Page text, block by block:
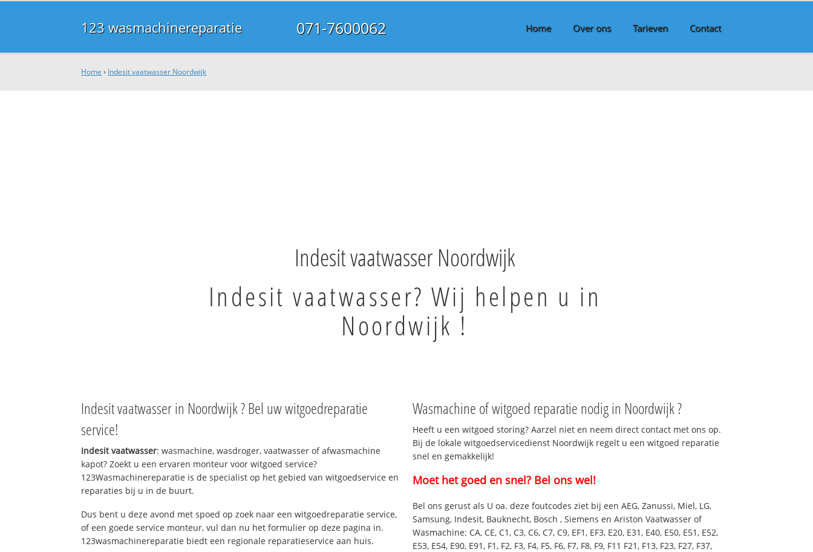
123 wasmachinereparatie 071-7600062 Home Over ons Tarieven Contact
Home › Indesit vaatwasser Noordwijk
Indesit vaatwasser Noordwijk
Indesit vaatwasser? Wij helpen u in
Noordwijk !
Indesit vaatwasser in Noordwijk ? Bel uw witgoedreparatie
service!
Indesit vaatwasser: wasmachine, wasdroger, vaatwasser of afwasmachine
kapot? Zoekt u een ervaren monteur voor witgoed service?
123Wasmachinereparatie is de specialist op het gebied van witgoedservice en
reparaties bij u in de buurt.
Dus bent u deze avond met spoed op zoek naar een witgoedreparatie service,
of een goede service monteur, vul dan nu het formulier op deze pagina in.
123wasmachinereparatie biedt een regionale reparatieservice aan huis.
Wasmachine of witgoed reparatie nodig in Noordwijk ?
Heeft u een witgoed storing? Aarzel niet en neem direct contact met ons op.
Bij de lokale witgoedservicedienst Noordwijk regelt u een witgoed reparatie
snel en gemakkelijk!
Moet het goed en snel? Bel ons wel!
Bel ons gerust als U oa. deze foutcodes ziet bij een AEG, Zanussi, Miel, LG,
Samsung, Indesit, Bauknecht, Bosch , Siemens en Ariston Vaatwasser of
Wasmachine: CA, CE, C1, C3, C6, C7, C9, EF1, EF3, E20, E31, E40, E50, E51, E52,
E53, E54, E90, E91, F1, F2, F3, F4, F5, F6, F7, F8, F9, F11 F21, F13, F23, F27, F37,